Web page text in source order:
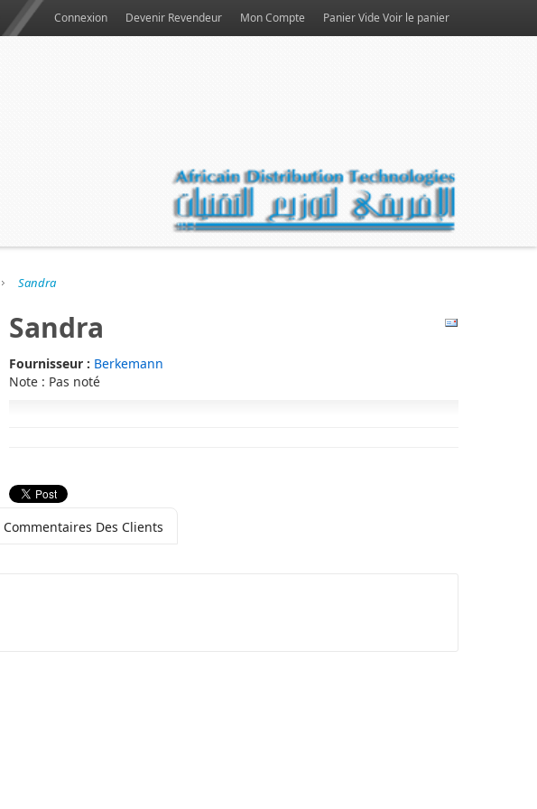
Panier Vide Voir le panier
Connexion Devenir Revendeur Mon Compte
Sandra
Sandra
Fournisseur : Berkemann
Note : Pas noté
Commentaires Des Clients